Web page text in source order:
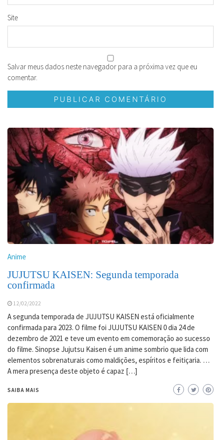
Site
Salvar meus dados neste navegador para a próxima vez que eu
comentar.
Anime
JUJUTSU KAISEN: Segunda temporada
confirmada
12/02/2022
A segunda temporada de JUJUTSU KAISEN está oficialmente
confirmada para 2023. O filme foi JUJUTSU KAISEN 0 dia 24 de
dezembro de 2021 e teve um evento em comemoração ao sucesso
do filme. Sinopse Jujutsu Kaisen é um anime sombrio que lida com
elementos sobrenaturais como maldições, espíritos e feitiçaria. …
A mera presença deste objeto é capaz […]
SAIBA MAIS